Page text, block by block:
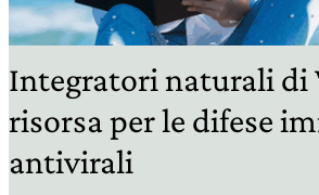
Integratori naturali di
risorsa per le difese
antivirali